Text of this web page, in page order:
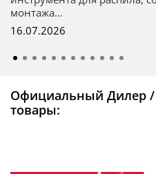
монтажа...
16.07.2026
Официальный Дилер /
товары: